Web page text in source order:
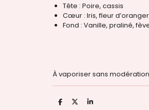
Tête : Poire, cassis
Cœur : Iris, fleur
Fond : Vanille, praliné,
À vaporiser sans
P
P
P